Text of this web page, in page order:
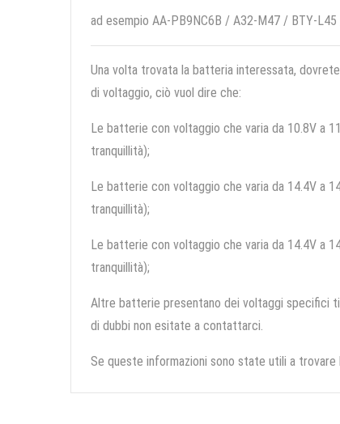
ad esempio AA-PB9NC6B / A32-M47 / BTY-L45
Una volta trovata la batteria interessata,
di voltaggio, ciò vuol dire che:
Le batterie con voltaggio che varia da 10.8V a
tranquillità);
Le batterie con voltaggio che varia da 14.4V a
tranquillità);
Le batterie con voltaggio che varia da 14.4V a
tranquillità);
Altre batterie presentano dei voltaggi specifici
di dubbi non esitate a contattarci.
Se queste informazioni sono state utili a